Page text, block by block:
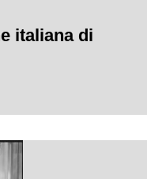
italiana di